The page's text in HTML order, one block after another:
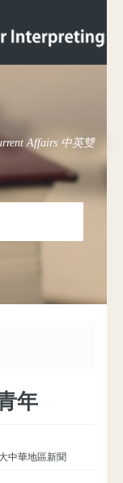
Affairs 中英雙
年
中華地區新聞